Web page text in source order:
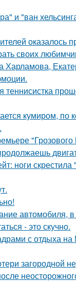
и "ван
оказалось
своих
Харламова,
кумиром,
ноги
автомобиля,
- это скучно.
с отдыха
загородной